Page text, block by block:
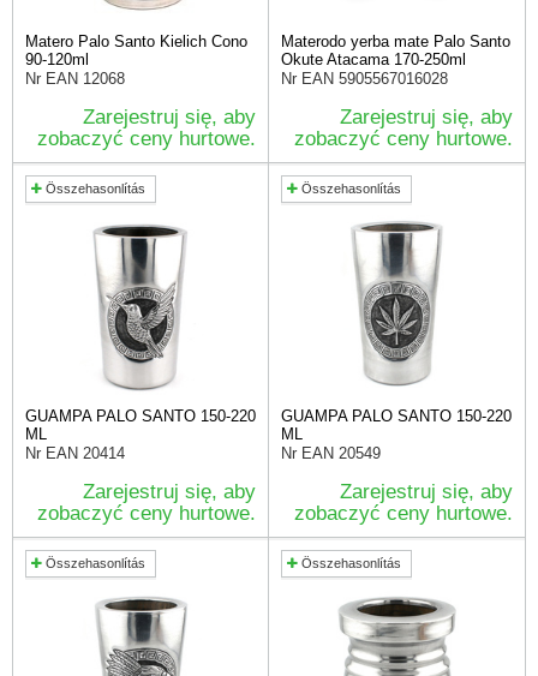
Matero Palo Santo Kielich Cono
90-120ml
Nr EAN 12068
Zarejestruj się, aby
zobaczyć ceny hurtowe.
Materodo yerba mate Palo Santo
Okute Atacama 170-250ml
Nr EAN 5905567016028
Zarejestruj się, aby
zobaczyć ceny hurtowe.
Összehasonlítás
GUAMPA PALO SANTO 150-220
ML
Nr EAN 20414
Zarejestruj się, aby
zobaczyć ceny hurtowe.
Összehasonlítás
GUAMPA PALO SANTO 150-220
ML
Nr EAN 20549
Zarejestruj się, aby
zobaczyć ceny hurtowe.
Összehasonlítás Összehasonlítás